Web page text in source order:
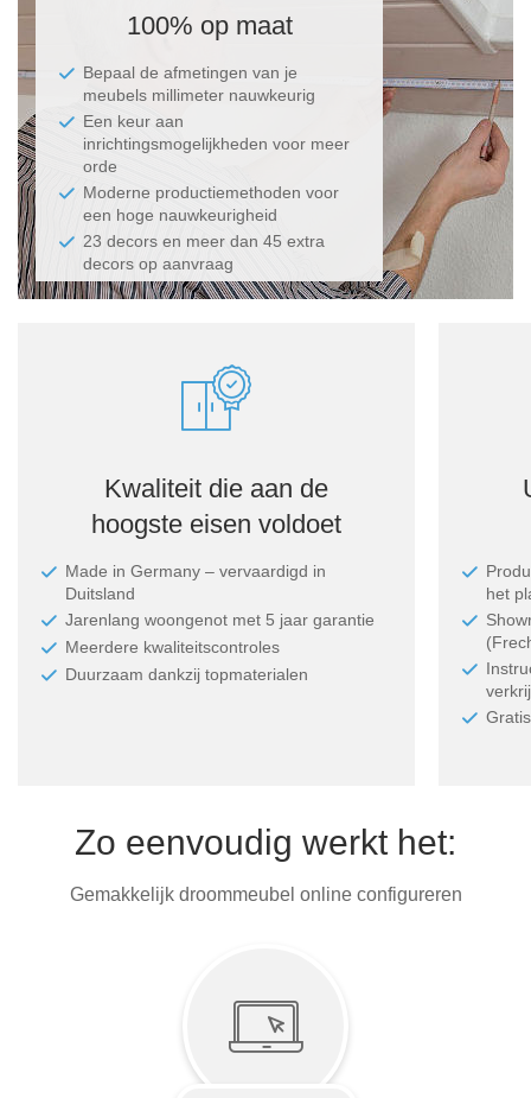
100% op maat
Bepaal de afmetingen van je
meubels millimeter nauwkeurig
Een keur aan
inrichtingsmogelijkheden voor meer
orde
Moderne productiemethoden voor
een hoge nauwkeurigheid
23 decors en meer dan 45 extra
decors op aanvraag
Kwaliteit die aan de
hoogste eisen voldoet
Made in Germany ‒ vervaardigd in
Duitsland
Jarenlang woongenot met 5 jaar garantie
Meerdere kwaliteitscontroles
Duurzaam dankzij topmaterialen
het
Zo eenvoudig werkt het:
Gemakkelijk droommeubel online configureren